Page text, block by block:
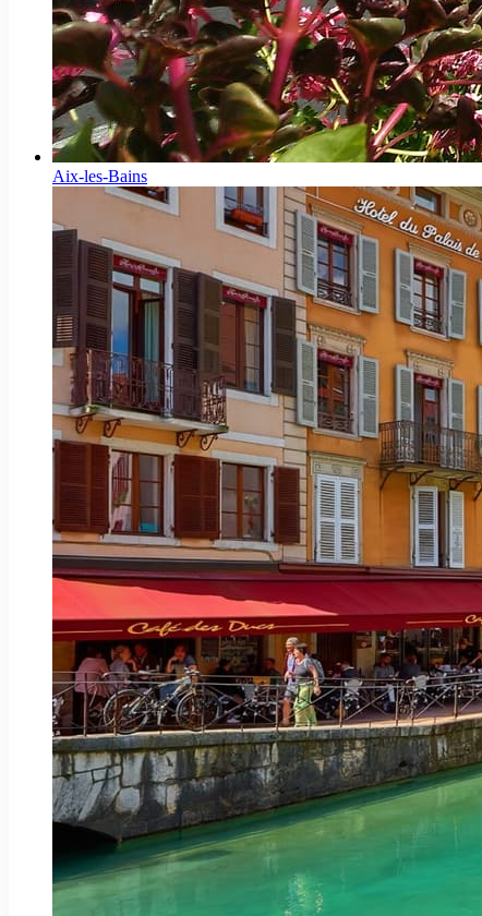
Aix-les-Bains